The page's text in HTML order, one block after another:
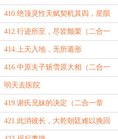
章节）
410.绝顶灵性天赋契机其四，星陨
金芽（二合一章节）
412.行迹所至，尽皆颤栗（二合一
章节）
414.上天入地，无所遁形
416.中原夫子斩雪原大相（二合一
章节）
明天去医院
419.谢氏兄妹的决定（二合一章
节）
421.此消彼长，大乾朝廷难以挽回